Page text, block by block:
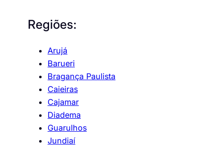
Regiões:
Arujá
Barueri
Bragança Paulista
Caieiras
Cajamar
Diadema
Guarulhos
Jundiaí